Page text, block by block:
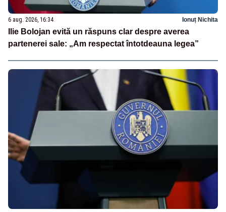
6 aug. 2026, 16:34 Ionuț Nichita
Ilie Bolojan evită un răspuns clar despre averea
partenerei sale: „Am respectat întotdeauna legea”